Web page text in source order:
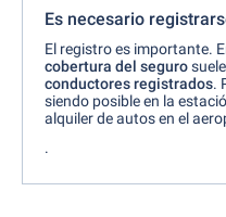
Es necesario
El registro es importante.
cobertura del seguro
conductores registrados.
siendo posible en la
alquiler de autos en el
.